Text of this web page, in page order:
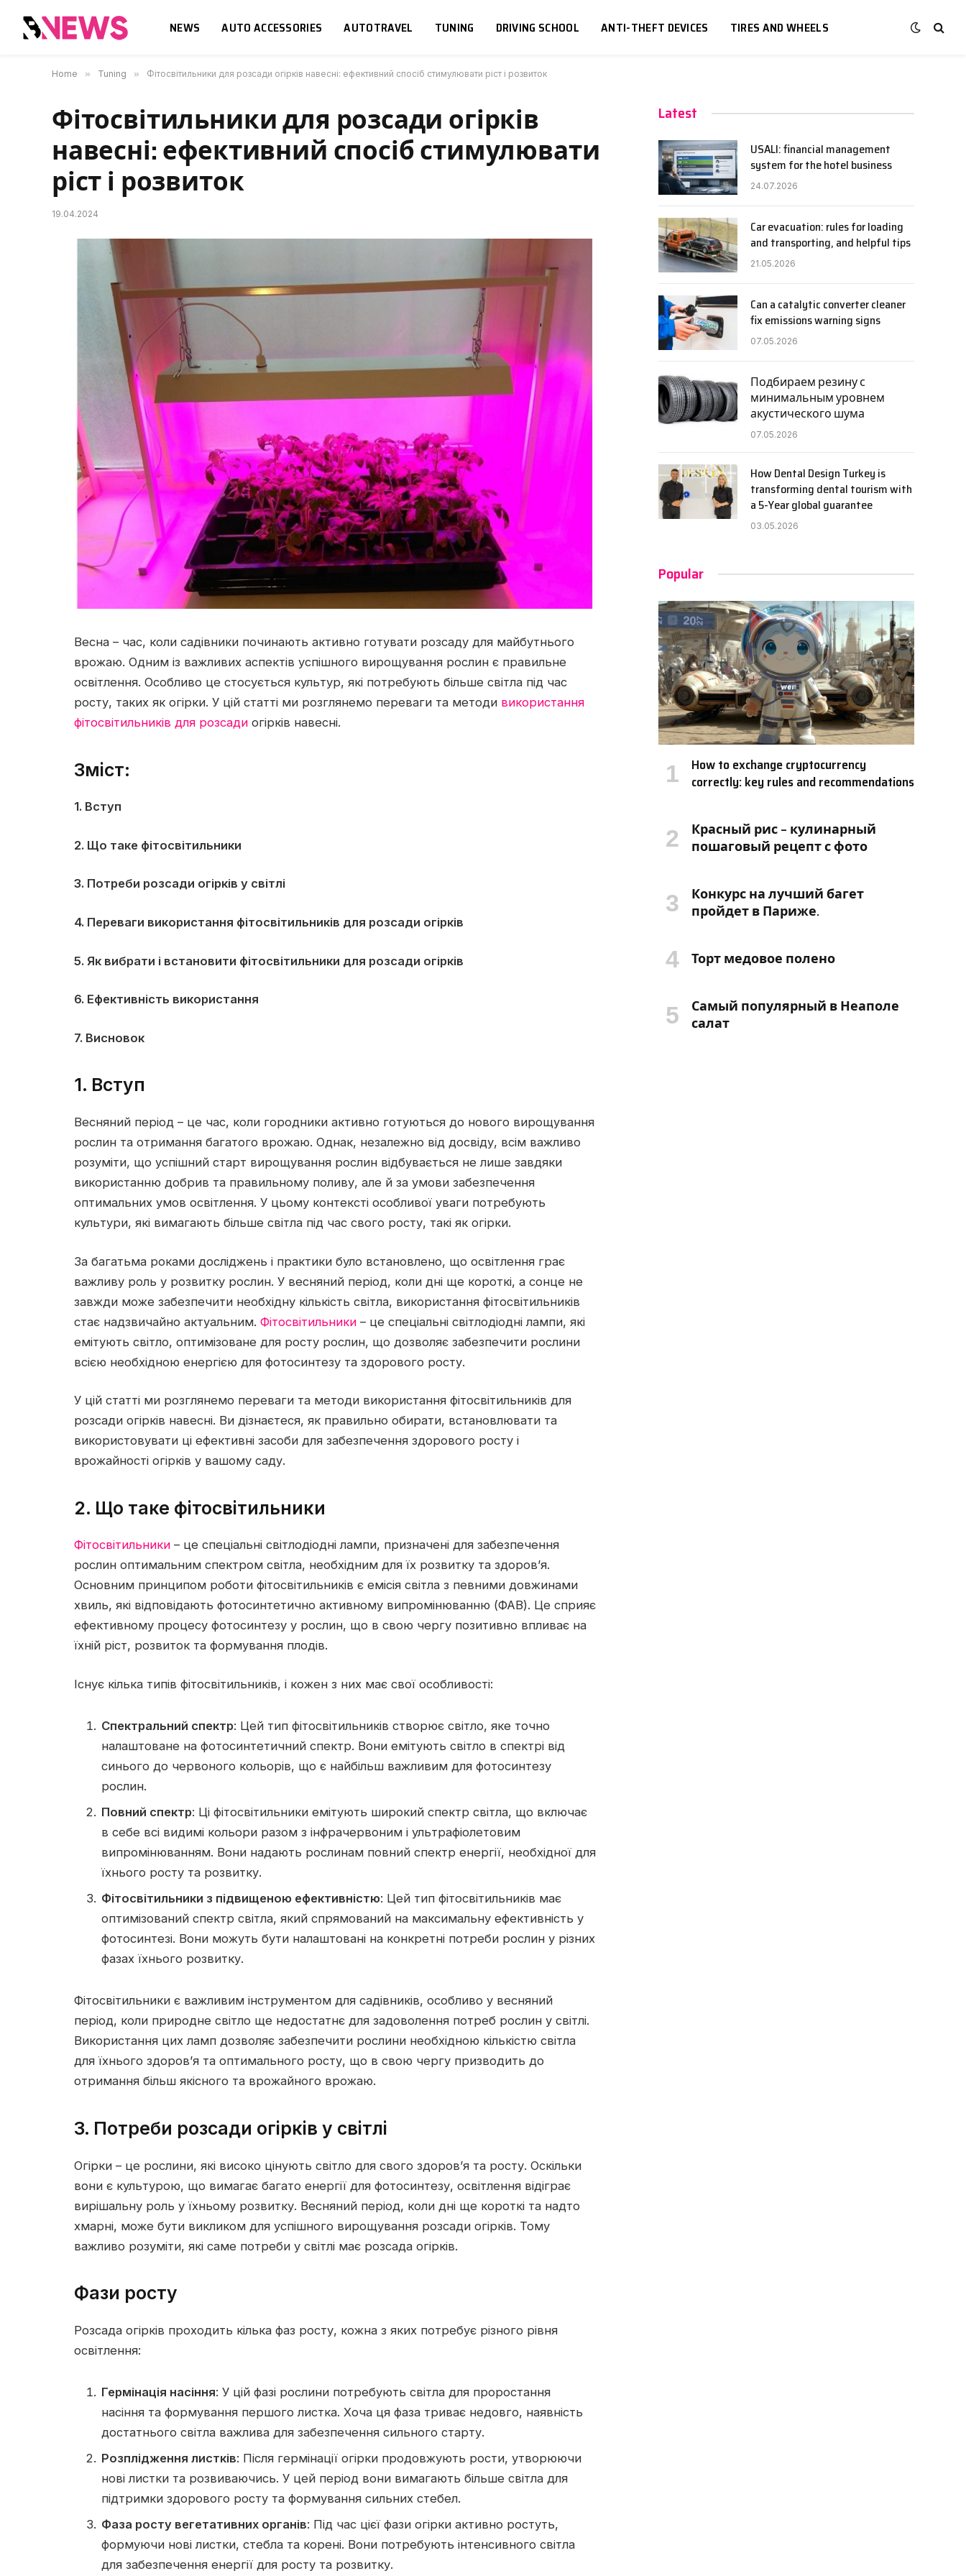
NEWS AUTO ACCESSORIES AUTOTRAVEL TUNING DRIVING SCHOOL ANTI-THEFT DEVICES TIRES AND WHEELS
Home » Tuning » Фітосвітильники для розсади огірків навесні: ефективний спосіб стимулювати ріст і розвиток
Фітосвітильники для розсади огірків
навесні: ефективний спосіб стимулювати
ріст і розвиток
19.04.2024
Весна – час, коли садівники починають активно готувати розсаду для майбутнього
врожаю. Одним із важливих аспектів успішного вирощування рослин є правильне
освітлення. Особливо це стосується культур, які потребують більше світла під час
росту, таких як огірки. У цій статті ми розглянемо переваги та методи використання
фітосвітильників для розсади огірків навесні.
Зміст:
1. Вступ
2. Що таке фітосвітильники
3. Потреби розсади огірків у світлі
4. Переваги використання фітосвітильників для розсади огірків
5. Як вибрати і встановити фітосвітильники для розсади огірків
6. Ефективність використання
7. Висновок
1. Вступ
Весняний період – це час, коли городники активно готуються до нового вирощування
рослин та отримання багатого врожаю. Однак, незалежно від досвіду, всім важливо
розуміти, що успішний старт вирощування рослин відбувається не лише завдяки
використанню добрив та правильному поливу, але й за умови забезпечення
оптимальних умов освітлення. У цьому контексті особливої уваги потребують
культури, які вимагають більше світла під час свого росту, такі як огірки.
За багатьма роками досліджень і практики було встановлено, що освітлення грає
важливу роль у розвитку рослин. У весняний період, коли дні ще короткі, а сонце не
завжди може забезпечити необхідну кількість світла, використання фітосвітильників
стає надзвичайно актуальним. Фітосвітильники – це спеціальні світлодіодні лампи, які
емітують світло, оптимізоване для росту рослин, що дозволяє забезпечити рослини
всією необхідною енергією для фотосинтезу та здорового росту.
У цій статті ми розглянемо переваги та методи використання фітосвітильників для
розсади огірків навесні. Ви дізнаєтеся, як правильно обирати, встановлювати та
використовувати ці ефективні засоби для забезпечення здорового росту і
врожайності огірків у вашому саду.
2. Що таке фітосвітильники
Фітосвітильники – це спеціальні світлодіодні лампи, призначені для забезпечення
рослин оптимальним спектром світла, необхідним для їх розвитку та здоров’я.
Основним принципом роботи фітосвітильників є емісія світла з певними довжинами
хвиль, які відповідають фотосинтетично активному випромінюванню (ФАВ). Це сприяє
ефективному процесу фотосинтезу у рослин, що в свою чергу позитивно впливає на
їхній ріст, розвиток та формування плодів.
Існує кілька типів фітосвітильників, і кожен з них має свої особливості:
Спектральний спектр: Цей тип фітосвітильників створює світло, яке точно
налаштоване на фотосинтетичний спектр. Вони емітують світло в спектрі від
синього до червоного кольорів, що є найбільш важливим для фотосинтезу
рослин.
Повний спектр: Ці фітосвітильники емітують широкий спектр світла, що включає
в себе всі видимі кольори разом з інфрачервоним і ультрафіолетовим
випромінюванням. Вони надають рослинам повний спектр енергії, необхідної для
їхнього росту та розвитку.
Фітосвітильники з підвищеною ефективністю: Цей тип фітосвітильників має
оптимізований спектр світла, який спрямований на максимальну ефективність у
фотосинтезі. Вони можуть бути налаштовані на конкретні потреби рослин у різних
фазах їхнього розвитку.
Фітосвітильники є важливим інструментом для садівників, особливо у весняний
період, коли природне світло ще недостатнє для задоволення потреб рослин у світлі.
Використання цих ламп дозволяє забезпечити рослини необхідною кількістю світла
для їхнього здоров’я та оптимального росту, що в свою чергу призводить до
отримання більш якісного та врожайного врожаю.
3. Потреби розсади огірків у світлі
Огірки – це рослини, які високо цінують світло для свого здоров’я та росту. Оскільки
вони є культурою, що вимагає багато енергії для фотосинтезу, освітлення відіграє
вирішальну роль у їхньому розвитку. Весняний період, коли дні ще короткі та надто
хмарні, може бути викликом для успішного вирощування розсади огірків. Тому
важливо розуміти, які саме потреби у світлі має розсада огірків.
Фази росту
Розсада огірків проходить кілька фаз росту, кожна з яких потребує різного рівня
освітлення:
Гермінація насіння: У цій фазі рослини потребують світла для проростання
насіння та формування першого листка. Хоча ця фаза триває недовго, наявність
достатнього світла важлива для забезпечення сильного старту.
Розплідження листків: Після гермінації огірки продовжують рости, утворюючи
нові листки та розвиваючись. У цей період вони вимагають більше світла для
підтримки здорового росту та формування сильних стебел.
Фаза росту вегетативних органів: Під час цієї фази огірки активно ростуть,
формуючи нові листки, стебла та корені. Вони потребують інтенсивного світла
для забезпечення енергії для росту та розвитку.
Latest
USALI: financial management
system for the hotel business
24.07.2026
Car evacuation: rules for loading
and transporting, and helpful tips
21.05.2026
Can a catalytic converter cleaner
fix emissions warning signs
07.05.2026
Подбираем резину с
минимальным уровнем
акустического шума
07.05.2026
How Dental Design Turkey is
transforming dental tourism with
a 5-Year global guarantee
03.05.2026
Popular
How to exchange cryptocurrency
correctly: key rules and recommendations
Красный рис – кулинарный
пошаговый рецепт с фото
Конкурс на лучший багет
пройдет в Париже.
Торт медовое полено
Самый популярный в Неаполе
салат